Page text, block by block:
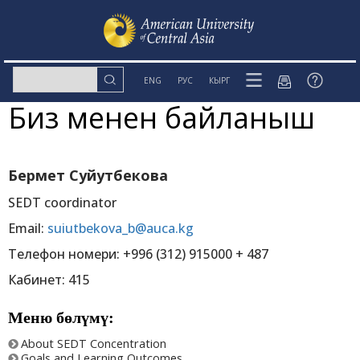
ENG РУС КЫРГ
Биз менен байланыш
Бермет Суйутбекова
SEDT coordinator
Email: suiutbekova_b@auca.kg
Телефон номери: +996 (312) 915000 + 487
Кабинет: 415
Меню бөлүмү:
About SEDT Concentration